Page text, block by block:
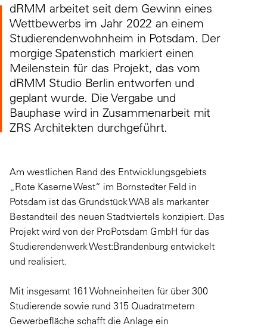
dRMM arbeitet seit dem Gewinn eines
Wettbewerbs im Jahr 2022 an einem
Studierendenwohnheim in Potsdam. Der
morgige Spatenstich markiert einen
Meilenstein für das Projekt, das vom
dRMM Studio Berlin entworfen und
geplant wurde. Die Vergabe und
Bauphase wird in Zusammenarbeit mit
ZRS Architekten durchgeführt.
Am westlichen Rand des Entwicklungsgebiets
„Rote Kaserne West“ im Bornstedter Feld in
Potsdam ist das Grundstück WA8 als markanter
Bestandteil des neuen Stadtviertels konzipiert. Das
Projekt wird von der ProPotsdam GmbH für das
Studierendenwerk West:Brandenburg entwickelt
und realisiert.
Mit insgesamt 161 Wohneinheiten für über 300
Studierende sowie rund 315 Quadratmetern
Gewerbefläche schafft die Anlage ein